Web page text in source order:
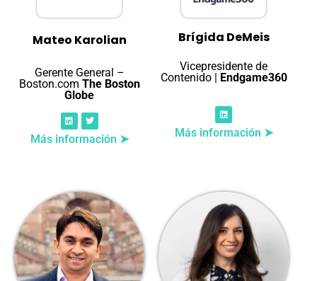
Mateo Karolian
Gerente General –
Boston.com The Boston
Globe
Más información ➤
Brígida DeMeis
Vicepresidente de
Contenido | Endgame360
Más información ➤